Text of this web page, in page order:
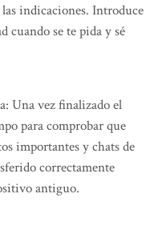
indicaciones. Introduce
cuando se te pida y sé
Una vez finalizado el
para comprobar que
importantes y chats de
correctamente
antiguo.